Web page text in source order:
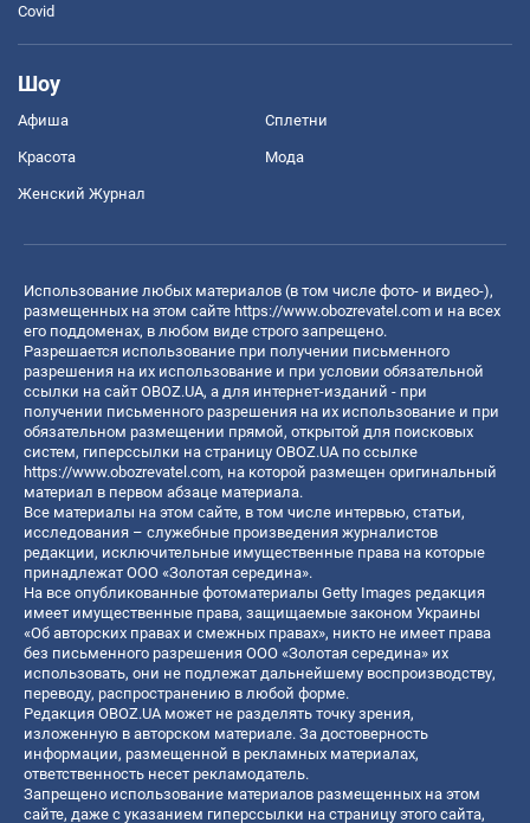
Covid
Шоу
Афиша Сплетни
Красота Мода
Женский Журнал
Использование любых материалов (в том числе фото- и видео-),
размещенных на этом сайте https://www.obozrevatel.com и на всех
его поддоменах, в любом виде строго запрещено.
Разрешается использование при получении письменного
разрешения на их использование и при условии обязательной
ссылки на сайт OBOZ.UA, а для интернет-изданий - при
получении письменного разрешения на их использование и при
обязательном размещении прямой, открытой для поисковых
систем, гиперссылки на страницу OBOZ.UA по ссылке
https://www.obozrevatel.com, на которой размещен оригинальный
материал в первом абзаце материала.
Все материалы на этом сайте, в том числе интервью, статьи,
исследования – служебные произведения журналистов
редакции, исключительные имущественные права на которые
принадлежат ООО «Золотая середина».
На все опубликованные фотоматериалы Getty Images редакция
имеет имущественные права, защищаемые законом Украины
«Об авторских правах и смежных правах», никто не имеет права
без письменного разрешения ООО «Золотая середина» их
использовать, они не подлежат дальнейшему воспроизводству,
переводу, распространению в любой форме.
Редакция OBOZ.UA может не разделять точку зрения,
изложенную в авторском материале. За достоверность
информации, размещенной в рекламных материалах,
ответственность несет рекламодатель.
Запрещено использование материалов размещенных на этом
сайте, даже с указанием гиперссылки на страницу этого сайта,